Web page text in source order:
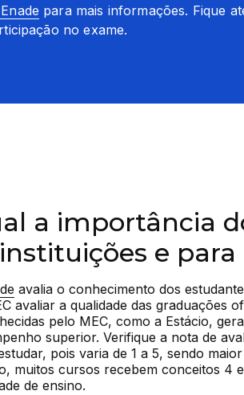
para mais informações. Fique
no exame.
a importância
e para
avalia o conhecimento dos
avaliar a qualidade das graduações
pelo MEC, como a Estácio,
superior. Verifique a nota de
pois varia de 1 a 5, sendo
muitos cursos recebem conceitos 4
de ensino.